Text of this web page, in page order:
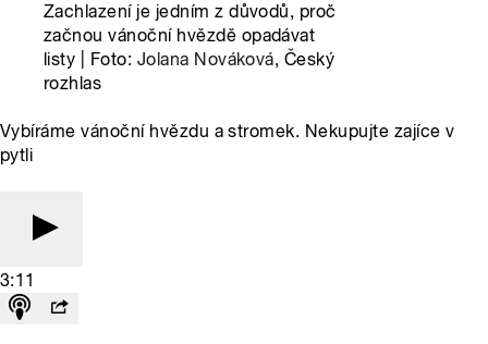
Zachlazení je jedním z důvodů, proč
začnou vánoční hvězdě opadávat
listy | Foto: Jolana Nováková, Český
rozhlas
Vybíráme vánoční hvězdu a stromek. Nekupujte zajíce v
pytli
3:11